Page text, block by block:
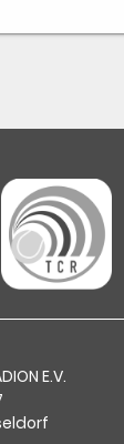
E.V.